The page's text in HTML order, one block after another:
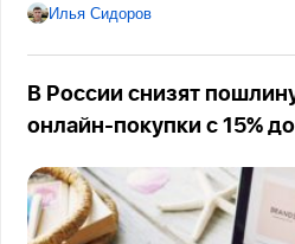
Илья Сидоров
В России снизят
онлайн-покупки с 15%